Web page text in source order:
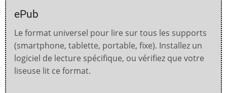
ePub
Le format universel pour lire sur tous les supports
(smartphone, tablette, portable, fixe). Installez un
logiciel de lecture spécifique, ou vérifiez que votre
liseuse lit ce format.